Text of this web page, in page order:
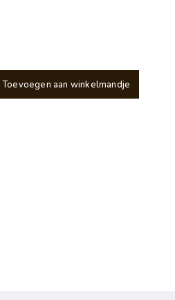
Toevoegen aan winkelmandje